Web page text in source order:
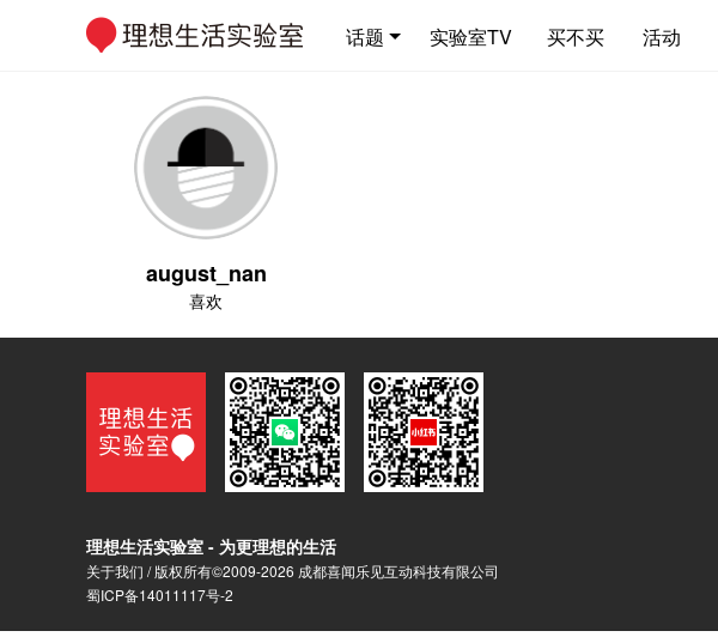
话题 实验室TV 买不买 活动
august_nan
喜欢
理想生活实验室 - 为更理想的生活
关于我们 / 版权所有©2009-2026 成都喜闻乐见互动科技有限公司
蜀ICP备14011117号-2